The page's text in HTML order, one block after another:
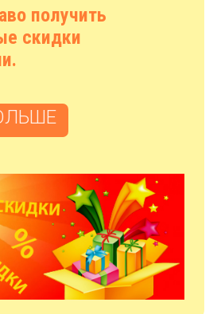
получить
скидки